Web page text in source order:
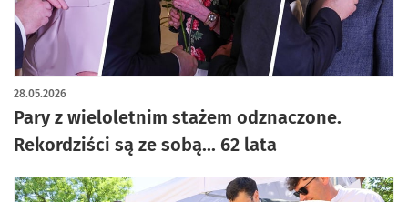
Pary z wieloletnim stażem odznaczone.
Rekordziści są ze sobą... 62 lata
28.05.2026
artykuł z galerią zdjęć